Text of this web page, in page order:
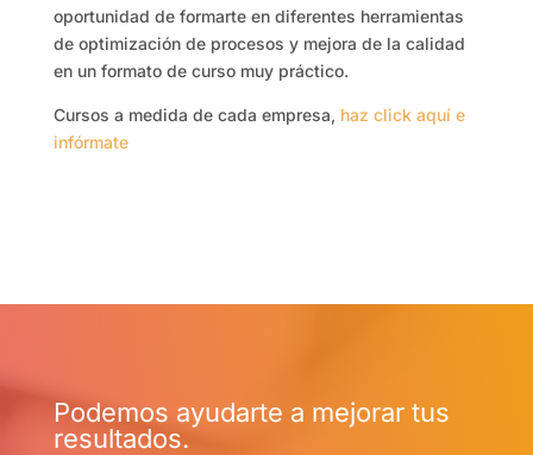
oportunidad de formarte en diferentes herramientas
de optimización de procesos y mejora de la calidad
en un formato de curso muy práctico.
Cursos a medida de cada empresa, haz click aquí e
infórmate
Podemos ayudarte a mejorar tus
resultados.